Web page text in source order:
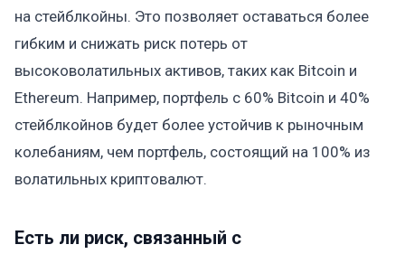
на стейблкойны. Это позволяет оставаться более
гибким и снижать риск потерь от
высоковолатильных активов, таких как Bitcoin и
Ethereum. Например, портфель с 60% Bitcoin и 40%
стейблкойнов будет более устойчив к рыночным
колебаниям, чем портфель, состоящий на 100% из
волатильных криптовалют.
Есть ли риск, связанный с